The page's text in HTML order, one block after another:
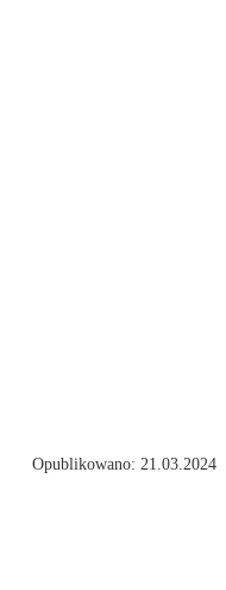
Opublikowano: 21.03.2024